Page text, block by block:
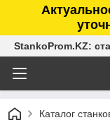
StankoProm.KZ:
Каталог